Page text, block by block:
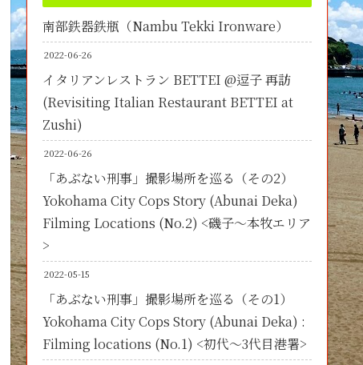
南部鉄器鉄瓶（Nambu Tekki Ironware）
2022-06-26
イタリアンレストラン BETTEI @逗子 再訪
(Revisiting Italian Restaurant BETTEI at
Zushi)
2022-06-26
「あぶない刑事」撮影場所を巡る（その2）
Yokohama City Cops Story (Abunai Deka)
Filming Locations (No.2) <磯子～本牧エリア
>
2022-05-15
「あぶない刑事」撮影場所を巡る（その1）
Yokohama City Cops Story (Abunai Deka) :
Filming locations (No.1) <初代～3代目港署>